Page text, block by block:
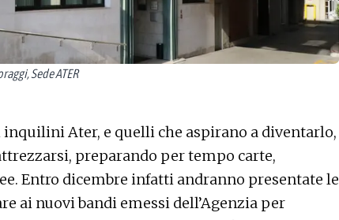
Sede ATER
inquilini Ater, e quelli che aspirano a diventarlo,
preparando per tempo carte,
Entro dicembre infatti andranno presentate le
ai nuovi bandi emessi dell’Agenzia per